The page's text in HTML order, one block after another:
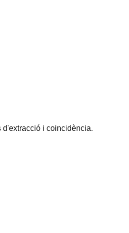
d'extracció i coincidència.